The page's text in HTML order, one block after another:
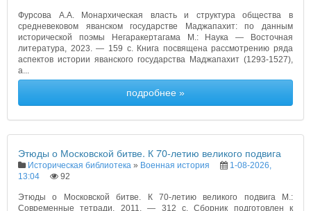
Фурсова А.А. Монархическая власть и структура общества в
средневековом яванском государстве Маджапахит: по данным
исторической поэмы Негаракертагама М.: Наука — Восточная
литература, 2023. — 159 с. Книга посвящена рассмотрению ряда
аспектов истории яванского государства Маджапахит (1293-1527),
а...
подробнее »
Этюды о Московской битве. К 70-летию великого подвига
Историческая библиотека » Военная история
1-08-2026,
13:04
92
Этюды о Московской битве. К 70-летию великого подвига М.:
Современные тетради, 2011. — 312 с. Сборник подготовлен к